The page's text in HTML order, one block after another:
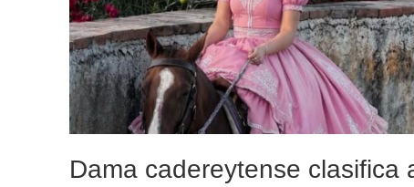
Dama cadereytense clasifica